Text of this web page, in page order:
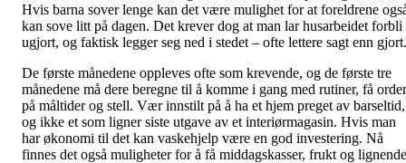
Hvis barna sover lenge kan det være mulighet for at foreldrene
kan sove litt på dagen. Det krever dog at man lar husarbeidet forbli
ugjort, og faktisk legger seg ned i stedet – ofte lettere sagt enn gjort.
De første månedene oppleves ofte som krevende, og de første tre
månedene må dere beregne til å komme i gang med rutiner, få
på måltider og stell. Vær innstilt på å ha et hjem preget av barseltid,
og ikke et som ligner siste utgave av et interiørmagasin. Hvis man
har økonomi til det kan vaskehjelp være en god investering. Nå
finnes det også muligheter for å få middagskasser, frukt og lignende